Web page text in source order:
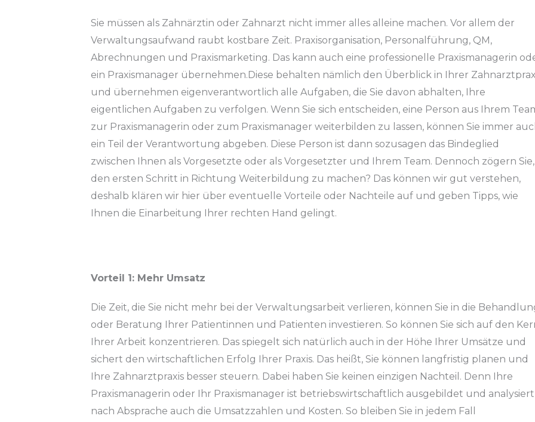
Sie müssen als Zahnärztin oder Zahnarzt nicht immer alles alleine machen. Vor allem der
Verwaltungsaufwand raubt kostbare Zeit. Praxisorganisation, Personalführung, QM,
Abrechnungen und Praxismarketing. Das kann auch eine professionelle Praxismanagerin
ein Praxismanager übernehmen.Diese behalten nämlich den Überblick in Ihrer
und übernehmen eigenverantwortlich alle Aufgaben, die Sie davon abhalten, Ihre
eigentlichen Aufgaben zu verfolgen. Wenn Sie sich entscheiden, eine Person aus Ihrem
zur Praxismanagerin oder zum Praxismanager weiterbilden zu lassen, können Sie immer
ein Teil der Verantwortung abgeben. Diese Person ist dann sozusagen das Bindeglied
zwischen Ihnen als Vorgesetzte oder als Vorgesetzter und Ihrem Team. Dennoch zögern Sie,
den ersten Schritt in Richtung Weiterbildung zu machen? Das können wir gut verstehen,
deshalb klären wir hier über eventuelle Vorteile oder Nachteile auf und geben Tipps, wie
Ihnen die Einarbeitung Ihrer rechten Hand gelingt.
Vorteil 1: Mehr Umsatz
Die Zeit, die Sie nicht mehr bei der Verwaltungsarbeit verlieren, können Sie in die
oder Beratung Ihrer Patientinnen und Patienten investieren. So können Sie sich auf den
Ihrer Arbeit konzentrieren. Das spiegelt sich natürlich auch in der Höhe Ihrer Umsätze und
sichert den wirtschaftlichen Erfolg Ihrer Praxis. Das heißt, Sie können langfristig planen und
Ihre Zahnarztpraxis besser steuern. Dabei haben Sie keinen einzigen Nachteil. Denn Ihre
Praxismanagerin oder Ihr Praxismanager ist betriebswirtschaftlich ausgebildet und analysiert
nach Absprache auch die Umsatzzahlen und Kosten. So bleiben Sie in jedem Fall